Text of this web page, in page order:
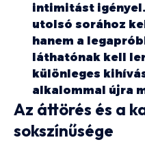
intimitást
utolsó sorához
hanem a
láthatónak kell
különleges
alkalommal újra
Az áttörés és a
sokszínűsége